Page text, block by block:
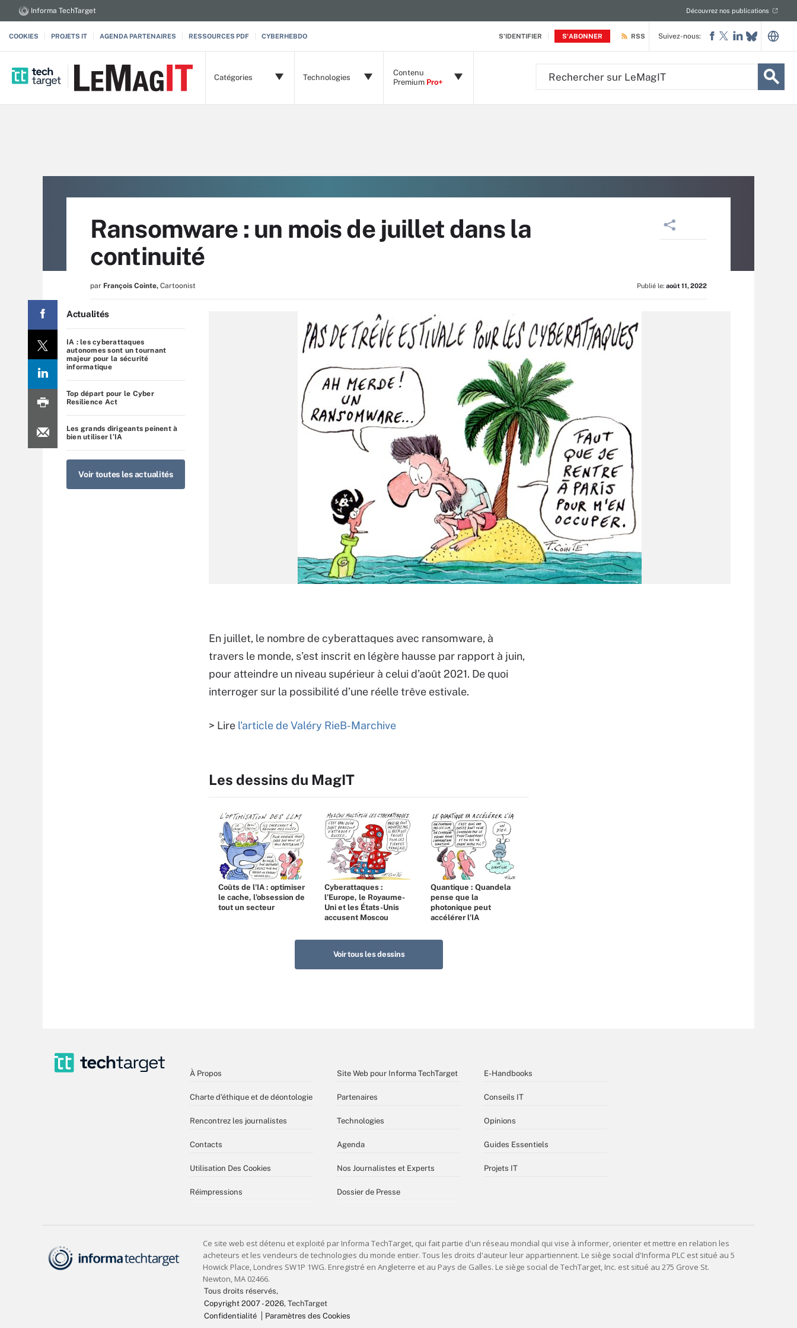
S'IDENTIFIER S'ABONNER
Informa TechTarget Découvrez nos publications
COOKIES PROJETS IT AGENDA PARTENAIRES RESSOURCES PDF CYBERHEBDO RSS
Catégories Technologies
Contenu
Premium Pro+
Suivez-nous:
Ransomware : un mois de juillet dans la
continuité
par François Cointe, Cartoonist Publié le: août 11, 2022
Actualités
IA : les cyberattaques
autonomes sont un tournant
majeur pour la sécurité
informatique
Top départ pour le Cyber
Resilience Act
Les grands dirigeants peinent à
bien utiliser l’IA
Voir toutes les actualités
En juillet, le nombre de cyberattaques avec ransomware, à
travers le monde, s’est inscrit en légère hausse par rapport à juin,
pour atteindre un niveau supérieur à celui d’août 2021. De quoi
interroger sur la possibilité d’une réelle trêve estivale.
> Lire l'article de Valéry RieB-Marchive
Les dessins du MagIT
Coûts de l'IA : optimiser
le cache, l’obsession de
tout un secteur
Cyberattaques :
l’Europe, le Royaume-
Uni et les États-Unis
accusent Moscou
Quantique : Quandela
pense que la
photonique peut
accélérer l’IA
Voir tous les dessins
À Propos
Charte d’éthique et de déontologie
Rencontrez les journalistes
Contacts
Utilisation Des Cookies
Réimpressions
Site Web pour Informa TechTarget
Partenaires
Technologies
Agenda
Nos Journalistes et Experts
Dossier de Presse
E-Handbooks
Conseils IT
Opinions
Guides Essentiels
Projets IT
Tous droits réservés,
Copyright 2007 - 2026, TechTarget
Confidentialité
Paramètres des Cookies